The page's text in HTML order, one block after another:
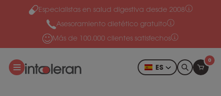
Ir al contenido
Especialistas en salud digestiva desde 2008
Asesoramiento dietético gratuito
Más de 100.000 clientes satisfechos
ES
0